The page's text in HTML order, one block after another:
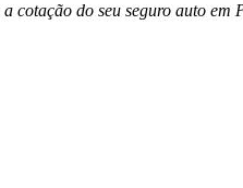
a cotação do seu seguro auto